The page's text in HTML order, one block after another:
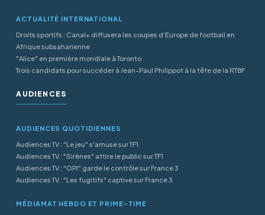
ACTUALITÉ INTERNATIONAL
Droits sportifs : Canal+ diffusera les coupes d’Europe de football en
Afrique subsaharienne
"Alice" en première mondiale à Toronto
Trois candidats pour succéder à Jean-Paul Philippot à la tête de la RTBF
AUDIENCES
AUDIENCES QUOTIDIENNES
Audiences TV : "Le jeu" s'amuse sur TF1
Audiences TV : "Sirènes" attire le public sur TF1
Audiences TV : "OPJ" garde le contrôle sur France 3
Audiences TV : "Les fugitifs" captive sur France 3
MÉDIAMAT HEBDO ET PRIME-TIME